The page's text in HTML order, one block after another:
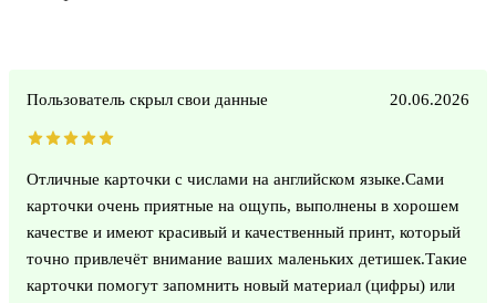
Пользователь скрыл свои данные 20.06.2026
Отличные карточки с числами на английском языке.Сами
карточки очень приятные на ощупь, выполнены в хорошем
качестве и имеют красивый и качественный принт, который
точно привлечёт внимание ваших маленьких детишек.Такие
карточки помогут запомнить новый материал (цифры) или